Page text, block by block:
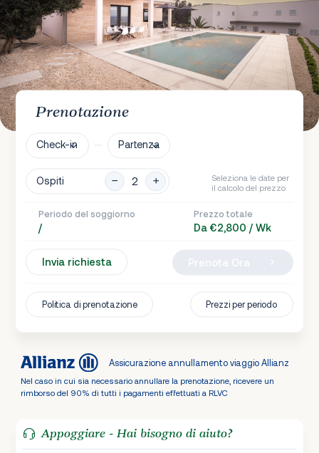
Prenotazione
Check-in Partenza
Ospiti
Seleziona le date per
il calcolo del prezzo
Periodo del soggiorno
/
Prezzo totale
Da €2,800 / Wk
Invia richiesta
Politica di prenotazione Prezzi per periodo
Assicurazione annullamento viaggio Allianz
Nel caso in cui sia necessario annullare la prenotazione, ricevere un
rimborso del 90% di tutti i pagamenti effettuati a RLVC
Appoggiare - Hai bisogno di aiuto?